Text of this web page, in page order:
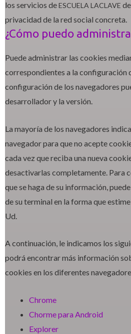
los servicios deESCUELA LACLAVE
privacidad de la red social concreta.
¿Cómo puedo
Puede administrar las cookies
correspondientes a la configuración
configuración de los navegadores
desarrollador y la versión.
La mayoría de los navegadores
navegador para que no acepte
cada vez que reciba una nueva
desactivarlas completamente. Para
que se haga de su información,
de su terminal en la forma que
Ud.
A continuación, le indicamos los
podrá encontrar más información
cookies en los diferentes
Chrome
Chorme para Android
Explorer